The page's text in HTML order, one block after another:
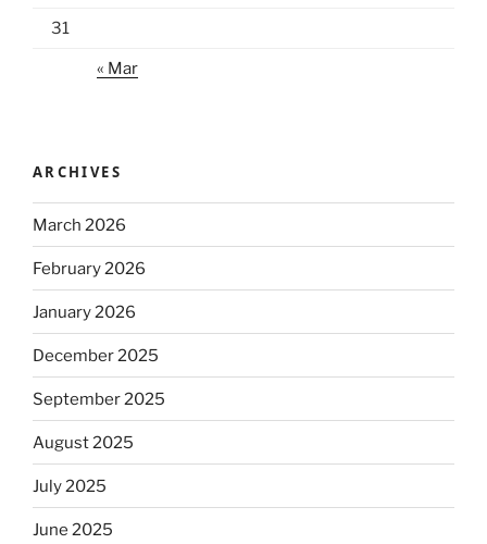
31
« Mar
ARCHIVES
March 2026
February 2026
January 2026
December 2025
September 2025
August 2025
July 2025
June 2025